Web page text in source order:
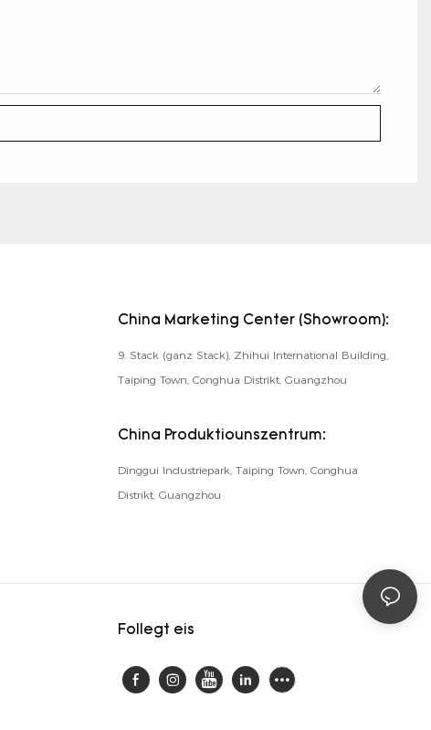
China Marketing Center (Showroom):
9. Stack (ganz Stack), Zhihui International Building,
Taiping Town, Conghua Distrikt, Guangzhou
China Produktiounszentrum:
Dinggui Industriepark, Taiping Town, Conghua
Distrikt, Guangzhou
Follegt eis